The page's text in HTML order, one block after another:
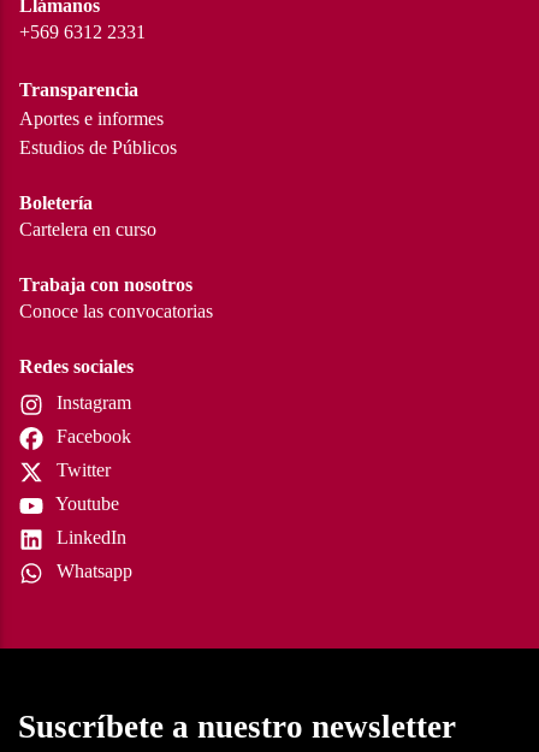
Llámanos
+569 6312 2331
Transparencia
Aportes e informes
Estudios de Públicos
Boletería
Cartelera en curso
Trabaja con nosotros
Conoce las convocatorias
Redes sociales
Instagram
Facebook
Twitter
Youtube
LinkedIn
Whatsapp
Suscríbete a nuestro newsletter